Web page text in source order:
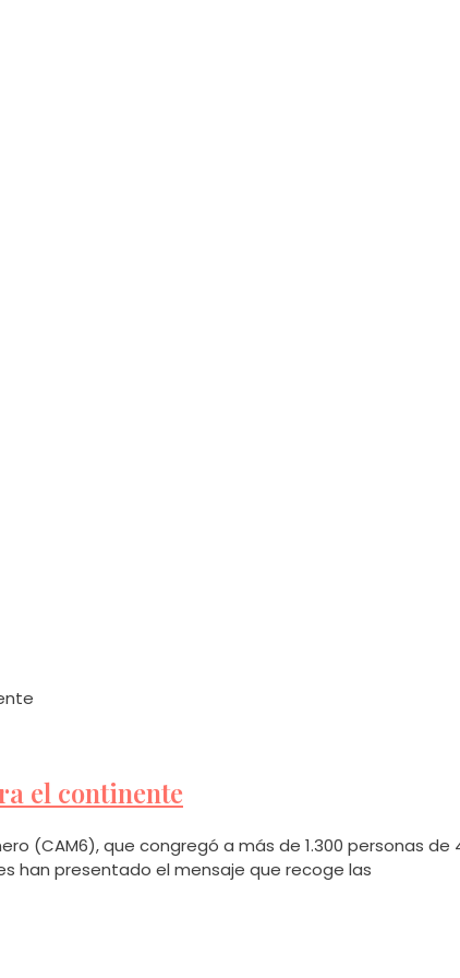
el continente
(CAM6), que congregó a más de 1.300 personas de
han presentado el mensaje que recoge las